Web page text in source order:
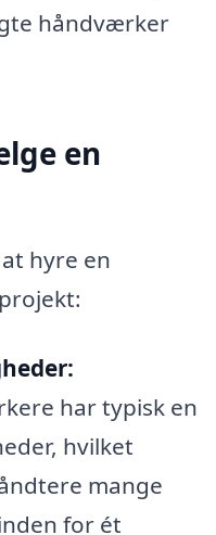
håndværker
en
hyre en
har typisk en
hvilket
mange
for ét